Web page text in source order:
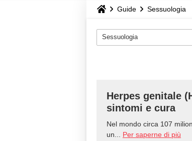
Guide Sessuologia
Sessuologia
Herpes genitale
sintomi e cura
Nel mondo circa 107
un... Per saperne di più